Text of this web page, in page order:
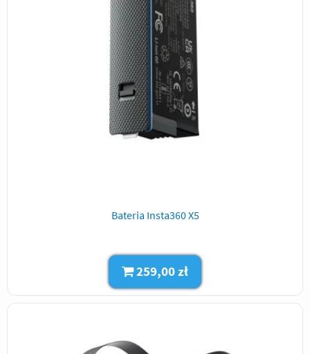
Bateria Insta360 X5
259,00 zł